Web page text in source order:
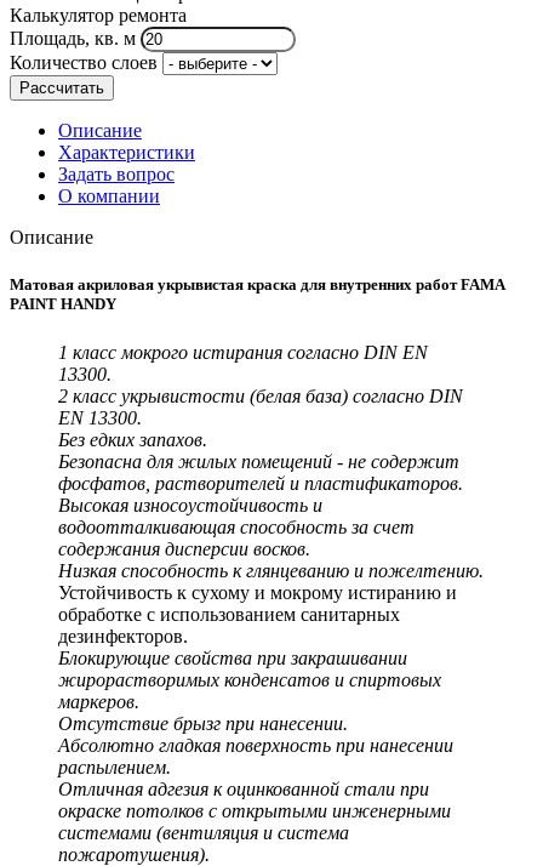
Калькулятор ремонта
Площадь, кв. м
Количество слоев
Рассчитать
Описание
Характеристики
Задать вопрос
О компании
Описание
Матовая акриловая укрывистая краска для внутренних работ FAMA
PAINT HANDY
1 класс мокрого истирания согласно DIN EN
13300.
2 класс укрывистости (белая база) согласно DIN
EN 13300.
Без едких запахов.
Безопасна для жилых помещений - не содержит
фосфатов, растворителей и пластификаторов.
Высокая износоустойчивость и
водоотталкивающая способность за счет
содержания дисперсии восков.
Низкая способность к глянцеванию и пожелтению.
Устойчивость к сухому и мокрому истиранию и
обработке с использованием санитарных
дезинфекторов.
Блокирующие свойства при закрашивании
жирорастворимых конденсатов и спиртовых
маркеров.
Отсутствие брызг при нанесении.
Абсолютно гладкая поверхность при нанесении
распылением.
Отличная адгезия к оцинкованной стали при
окраске потолков с открытыми инженерными
системами (вентиляция и система
пожаротушения).